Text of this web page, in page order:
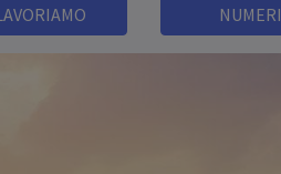
NUMERI